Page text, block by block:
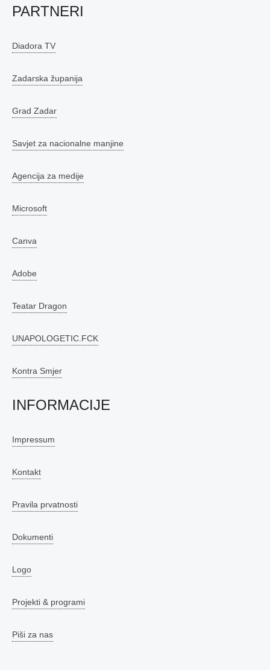
PARTNERI
Diadora TV
Zadarska županija
Grad Zadar
Savjet za nacionalne manjine
Agencija za medije
Microsoft
Canva
Adobe
Teatar Dragon
UNAPOLOGETIC.FCK
Kontra Smjer
INFORMACIJE
Impressum
Kontakt
Pravila prvatnosti
Dokumenti
Logo
Projekti & programi
Piši za nas